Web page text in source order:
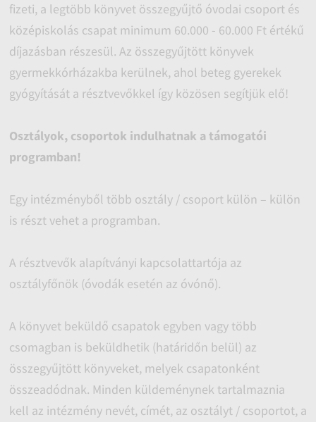
fizeti, a legtöbb könyvet összegyűjtő óvodai csoport és
középiskolás csapat minimum 60.000 - 60.000 Ft értékű
díjazásban részesül. Az összegyűjtött könyvek
gyermekkórházakba kerülnek, ahol beteg gyerekek
gyógyítását a résztvevőkkel így közösen segítjük elő!
Osztályok, csoportok indulhatnak a támogatói
programban!
Egy intézményből több osztály / csoport külön – külön
is részt vehet a programban.
A résztvevők alapítványi kapcsolattartója az
osztályfőnök (óvodák esetén az óvónő).
A könyvet beküldő csapatok egyben vagy több
csomagban is beküldhetik (határidőn belül) az
összegyűjtött könyveket, melyek csapatonként
összeadódnak. Minden küldeménynek tartalmaznia
kell az intézmény nevét, címét, az osztályt / csoportot, a